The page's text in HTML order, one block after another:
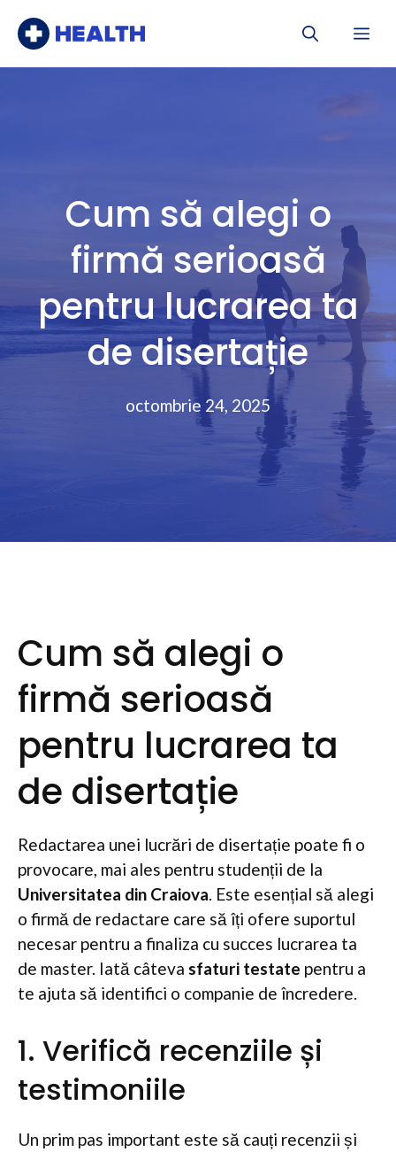
Cum să alegi o
firmă serioasă
pentru lucrarea ta
de disertație
octombrie 24, 2025
Cum să alegi o
firmă serioasă
pentru lucrarea ta
de disertație
Redactarea unei lucrări de disertație poate fi o
provocare, mai ales pentru studenții de la
Universitatea din Craiova. Este esențial să alegi
o firmă de redactare care să îți ofere suportul
necesar pentru a finaliza cu succes lucrarea ta
de master. Iată câteva sfaturi testate pentru a
te ajuta să identifici o companie de încredere.
1. Verifică recenziile și
testimoniile
Un prim pas important este să cauți recenzii și